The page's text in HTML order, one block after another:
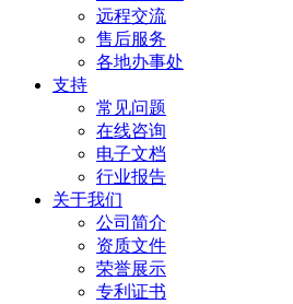
远程交流
售后服务
各地办事处
支持
常见问题
在线咨询
电子文档
行业报告
关于我们
公司简介
资质文件
荣誉展示
专利证书